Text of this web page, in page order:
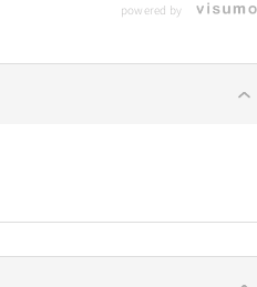
れウェア登場！コットンキ
powered by